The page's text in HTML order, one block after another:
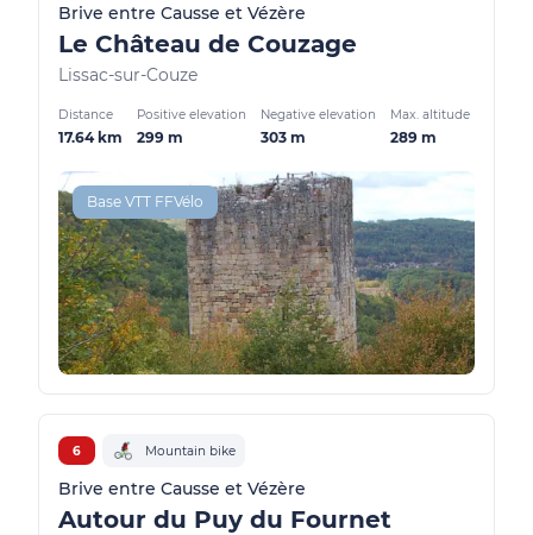
Brive entre Causse et Vézère
Le Château de Couzage
Lissac-sur-Couze
Distance
17.64 km
Positive elevation
299 m
Negative elevation
303 m
Max. altitude
289 m
Base VTT FFVélo
6 Mountain bike
Brive entre Causse et Vézère
Autour du Puy du Fournet